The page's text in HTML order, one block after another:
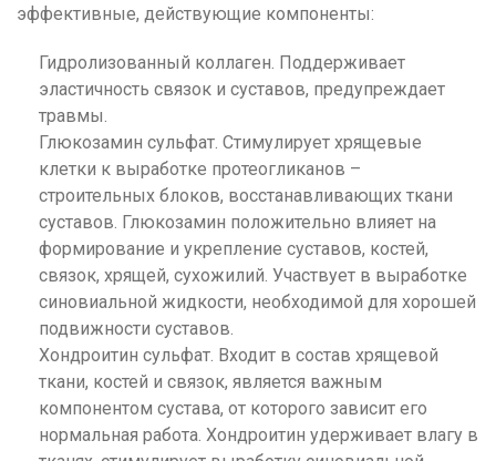
эффективные, действующие компоненты:
Гидролизованный коллаген. Поддерживает
эластичность связок и суставов, предупреждает
травмы.
Глюкозамин сульфат. Стимулирует хрящевые
клетки к выработке протеогликанов –
строительных блоков, восстанавливающих ткани
суставов. Глюкозамин положительно влияет на
формирование и укрепление суставов, костей,
связок, хрящей, сухожилий. Участвует в выработке
синовиальной жидкости, необходимой для хорошей
подвижности суставов.
Хондроитин сульфат. Входит в состав хрящевой
ткани, костей и связок, является важным
компонентом сустава, от которого зависит его
нормальная работа. Хондроитин удерживает влагу в